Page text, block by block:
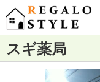
スギ薬局